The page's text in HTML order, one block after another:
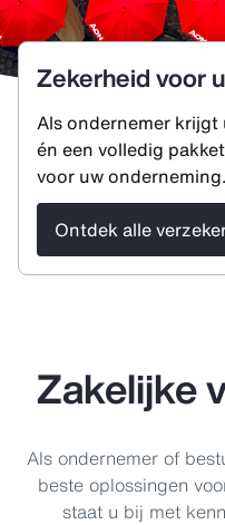
Zekerheid voor
Als ondernemer
én een volledig
voor uw onderneming.
Ontdek alle
Zakelijke
Als ondernemer of
beste oplossingen
staat u bij met